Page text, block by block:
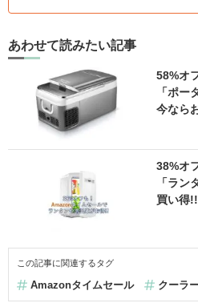
あわせて読みたい記事
58%オ
「ポー
今なら
38%オ
「ラン
買い得!!
この記事に関連するタグ
Amazonタイムセール クーラ